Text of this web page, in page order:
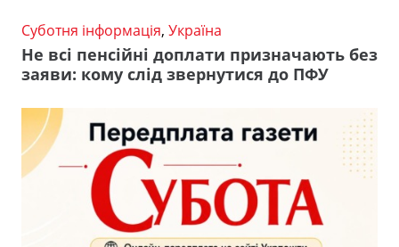
Суботня інформація, Україна
Не всі пенсійні доплати призначають без
заяви: кому слід звернутися до ПФУ